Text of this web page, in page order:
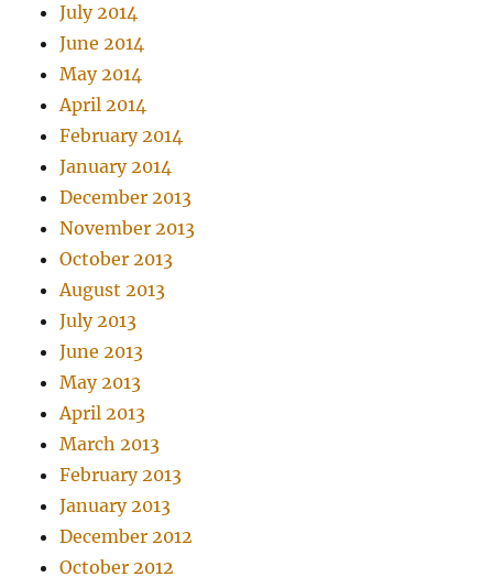
July 2014
June 2014
May 2014
April 2014
February 2014
January 2014
December 2013
November 2013
October 2013
August 2013
July 2013
June 2013
May 2013
April 2013
March 2013
February 2013
January 2013
December 2012
October 2012